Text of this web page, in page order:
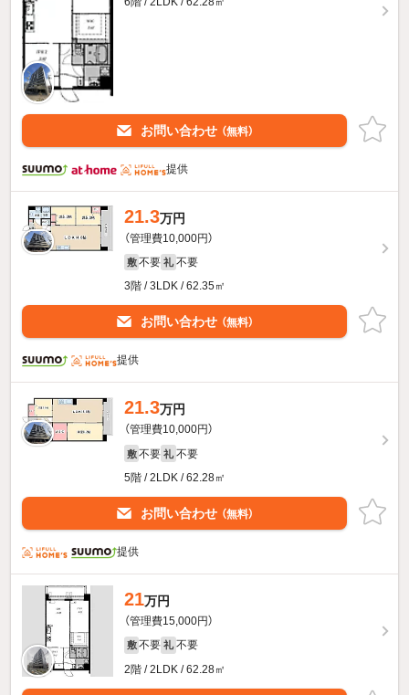
お問い合わせ （無料）
提供
21.3万円
（管理費10,000円）
敷 不要 礼 不要
3階 / 3LDK / 62.35㎡
お問い合わせ （無料）
提供
21.3万円
（管理費10,000円）
敷 不要 礼 不要
5階 / 2LDK / 62.28㎡
お問い合わせ （無料）
提供
21万円
（管理費15,000円）
敷 不要 礼 不要
2階 / 2LDK / 62.28㎡